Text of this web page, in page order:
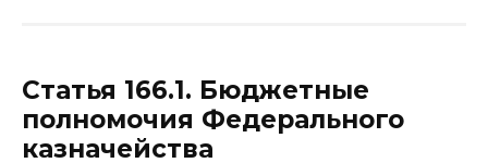
Статья 166.1. Бюджетные
полномочия Федерального
казначейства